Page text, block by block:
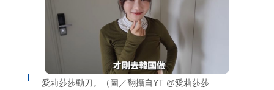
愛莉莎莎動刀。（圖／翻攝自YT @愛莉莎莎